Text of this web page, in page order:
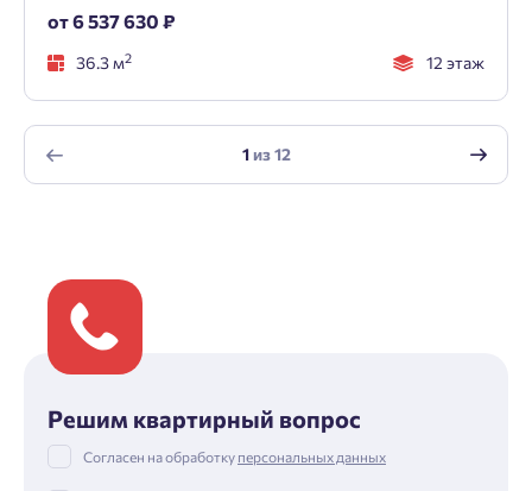
от 6 537 630 ₽
36.3 м2 12 этаж
1из12
Решим квартирный вопрос
Согласен на обработку персональных данных